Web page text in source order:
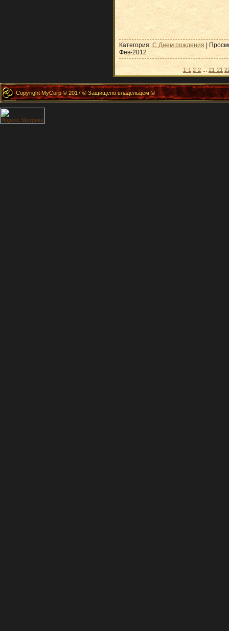
Категория: С Днем рождения |
Фев-2012
1-1 2-2 21-21
Copyright MyCorp © 2017 © Защищено владельцем ©